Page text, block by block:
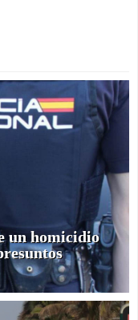
un homicidio